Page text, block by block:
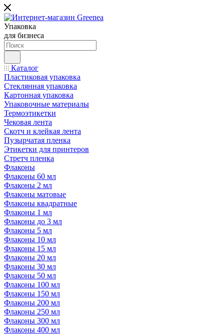
Упаковка
для бизнеса
Каталог
Пластиковая упаковка
Стеклянная упаковка
Картонная упаковка
Упаковочные материалы
Термоэтикетки
Чековая лента
Скотч и клейкая лента
Пузырчатая пленка
Этикетки для принтеров
Стретч пленка
Флаконы
Флаконы 60 мл
Флаконы 2 мл
Флаконы матовые
Флаконы квадратные
Флаконы 1 мл
Флаконы до 3 мл
Флаконы 5 мл
Флаконы 10 мл
Флаконы 15 мл
Флаконы 20 мл
Флаконы 30 мл
Флаконы 50 мл
Флаконы 100 мл
Флаконы 150 мл
Флаконы 200 мл
Флаконы 250 мл
Флаконы 300 мл
Флаконы 400 мл